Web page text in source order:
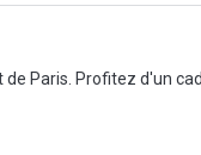
Paris. Profitez d'un